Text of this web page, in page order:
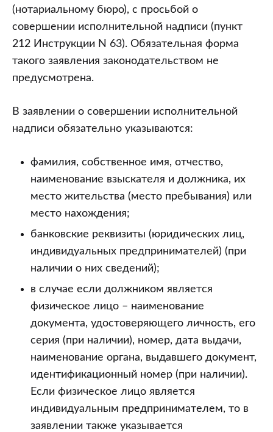
(нотариальному бюро), с просьбой о
совершении исполнительной надписи (пункт
212 Инструкции N 63). Обязательная форма
такого заявления законодательством не
предусмотрена.
В заявлении о совершении исполнительной
надписи обязательно указываются:
фамилия, собственное имя, отчество,
наименование взыскателя и должника, их
место жительства (место пребывания) или
место нахождения;
банковские реквизиты (юридических лиц,
индивидуальных предпринимателей) (при
наличии о них сведений);
в случае если должником является
физическое лицо – наименование
документа, удостоверяющего личность, его
серия (при наличии), номер, дата выдачи,
наименование органа, выдавшего документ,
идентификационный номер (при наличии).
Если физическое лицо является
индивидуальным предпринимателем, то в
заявлении также указывается